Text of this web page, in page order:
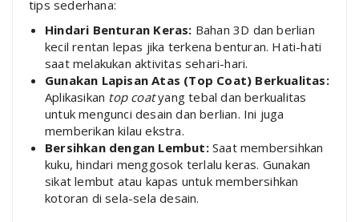
tips sederhana:
Hindari Benturan Keras: Bahan 3D dan berlian
kecil rentan lepas jika terkena benturan. Hati-hati
saat melakukan aktivitas sehari-hari.
Gunakan Lapisan Atas (Top Coat) Berkualitas:
Aplikasikan top coatyang tebal dan berkualitas
untuk mengunci desain dan berlian. Ini juga
memberikan kilau ekstra.
Bersihkan dengan Lembut:Saat membersihkan
kuku, hindari menggosok terlalu keras. Gunakan
sikat lembut atau kapas untuk membersihkan
kotoran di sela-sela desain.